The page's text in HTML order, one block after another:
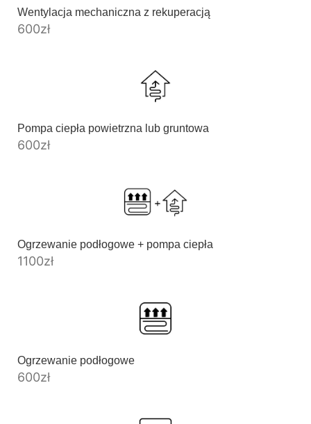
Wentylacja mechaniczna z rekuperacją
600zł
Pompa ciepła powietrzna lub gruntowa
600zł
Ogrzewanie podłogowe + pompa ciepła
1100zł
Ogrzewanie podłogowe
600zł